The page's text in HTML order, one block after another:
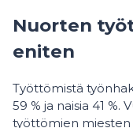
Nuorten
eniten
Työttömistä
59 % ja naisia 41
työttömien miesten